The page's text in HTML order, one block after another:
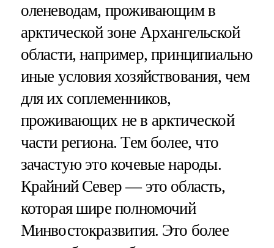
оленеводам, проживающим в
арктической зоне Архангельской
области, например, принципиально
иные условия хозяйствования, чем
для их соплеменников,
проживающих не в арктической
части региона. Тем более, что
зачастую это кочевые народы.
Крайний Север — это область,
которая шире полномочий
Минвостокразвития. Это более